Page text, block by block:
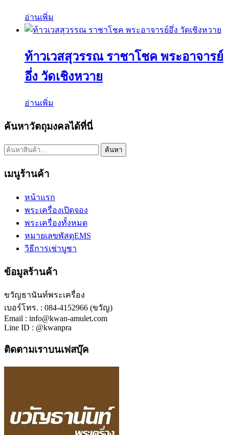
อ่านเพิ่ม
ท้าวเวสสุวรรณ ราชาโชค พระอาจารย์
อึ่ง วัดเชิงหวาย
อ่านเพิ่ม
ค้นหาวัตถุมงคลได้ที่นี่
ค้นหา: ค้นหา
เมนูร้านค้า
หน้าแรก
พระเครื่องเปิดจอง
พระเครื่องทั้งหมด
หมายเลขพัสดุEMS
วิธีการเช่าบูชา
ข้อมูลร้านค้า
ขวัญธานันท์พระเครื่อง
เบอร์โทร. : 084-4152966 (ขวัญ)
Email : info@kwan-amulet.com
Line ID : @kwanpra
ติดตามเราบนเฟสบุ๊ค